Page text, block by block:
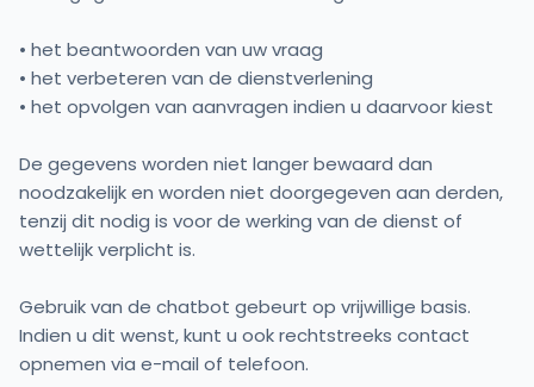
• het beantwoorden van uw vraag
• het verbeteren van de dienstverlening
• het opvolgen van aanvragen indien u daarvoor kiest
De gegevens worden niet langer bewaard dan
noodzakelijk en worden niet doorgegeven aan derden,
tenzij dit nodig is voor de werking van de dienst of
wettelijk verplicht is.
Gebruik van de chatbot gebeurt op vrijwillige basis.
Indien u dit wenst, kunt u ook rechtstreeks contact
opnemen via e-mail of telefoon.